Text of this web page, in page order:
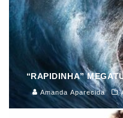
“RAPIDINHA”
Amanda Aparecida